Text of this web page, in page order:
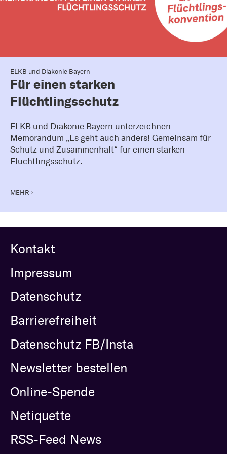
ELKB und Diakonie Bayern
Für einen starken
Flüchtlingsschutz
ELKB und Diakonie Bayern unterzeichnen
Memorandum „Es geht auch anders! Gemeinsam für
Schutz und Zusammenhalt“ für einen starken
Flüchtlingsschutz.
MEHR
Kontakt
Impressum
Datenschutz
Barrierefreiheit
Datenschutz FB/Insta
Newsletter bestellen
Online-Spende
Netiquette
RSS-Feed News